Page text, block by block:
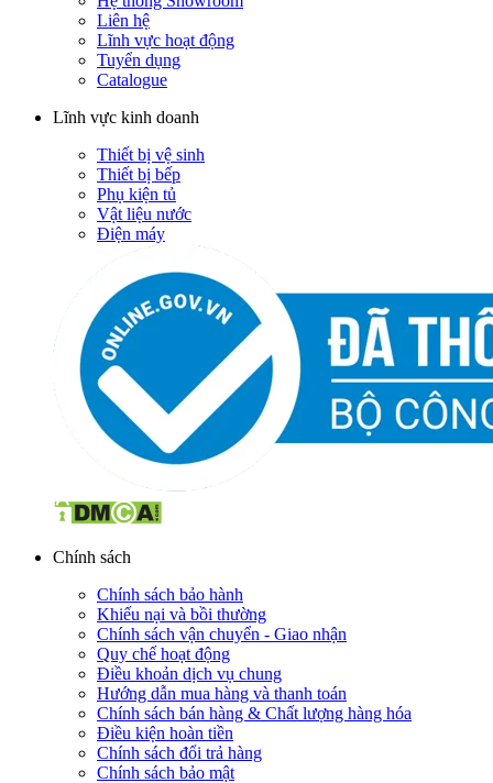
Liên hệ
Lĩnh vực hoạt động
Tuyển dụng
Catalogue
Lĩnh vực kinh doanh
Thiết bị vệ sinh
Thiết bị bếp
Phụ kiện tủ
Vật liệu nước
Điện máy
Chính sách
Chính sách bảo hành
Khiếu nại và bồi thường
Chính sách vận chuyển - Giao nhận
Quy chế hoạt động
Điều khoản dịch vụ chung
Hướng dẫn mua hàng và thanh toán
Chính sách bán hàng & Chất lượng hàng hóa
Điều kiện hoàn tiền
Chính sách đổi trả hàng
Chính sách bảo mật